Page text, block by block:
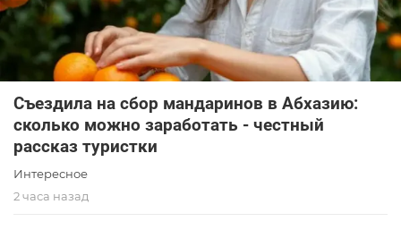
Съездила на сбор мандаринов в Абхазию:
сколько можно заработать - честный
рассказ туристки
Интересное
2 часа назад